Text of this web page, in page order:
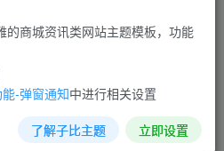
法）
到剪贴板，​一键粘贴到HTML文
的商城资讯类网站主题模板，功能
-弹窗通知中进行相关设置
了解子比主题 立即设置